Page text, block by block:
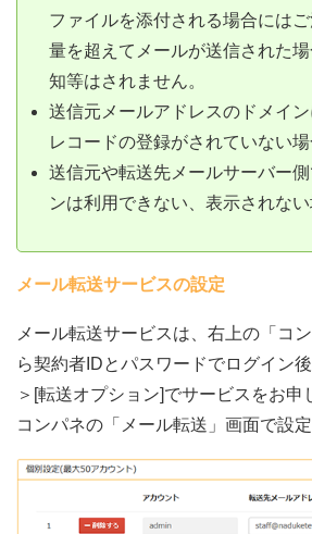
ファイルを添付される場合には
量を超えてメールが送信された
知等はされません。
送信元メールアドレスのドメイ
レコードの登録がされていない場
送信元や転送先メールサーバー
ンは利用できない、表示されな
メール転送サービスの設定
メール転送サービスは、右上の「コ
ら契約者IDとパスワードでログイン
＞[転送オプション]でサービスをお申
コンパネの「メール転送」画面で設定